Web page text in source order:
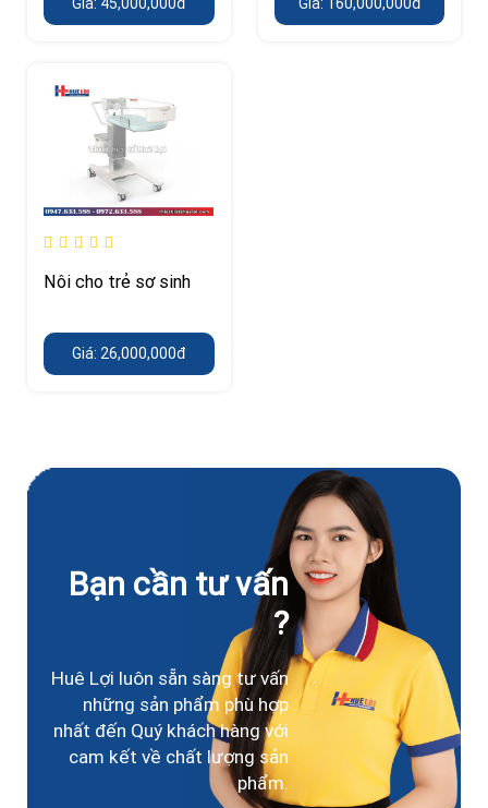
Nôi cho trẻ sơ sinh
Giá: 26,000,000đ
Bạn cần tư vấn
?
Huê Lợi luôn sẵn sàng tư vấn
những sản phẩm phù hợp
nhất đến Quý khách hàng với
cam kết về chất lượng sản
phẩm.